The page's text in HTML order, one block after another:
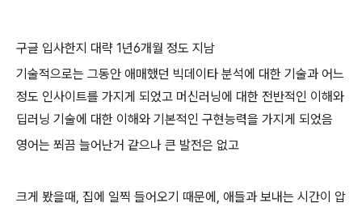
구글 입사한지 대략 1년6개월 정도 지남
기술적으로는 그동안 애매했던 빅데이타 분석에 대한 기술과 어느
정도 인사이트를 가지게 되었고 머신러닝에 대한 전반적인 이해와
딥러닝 기술에 대한 이해와 기본적인 구현능력을 가지게 되었음
영어는 쬐끔 늘어난거 같으나 큰 발전은 없고
크게 봤을때, 집에 일찍 들어오기 때문에, 애들과 보내는 시간이 압